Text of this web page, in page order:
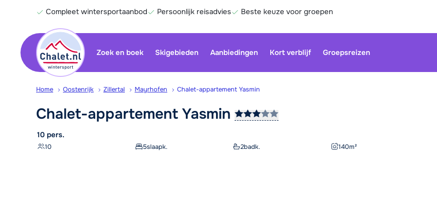
Compleet wintersportaanbod Persoonlijk reisadvies Beste keuze voor groepen
Zoek en boek Skigebieden Aanbiedingen Kort verblijf Groepsreizen
Home Oostenrijk Zillertal Mayrhofen Chalet-appartement Yasmin
Chalet-appartement Yasmin
10 pers.
10 5slaapk. 2badk. 140m²